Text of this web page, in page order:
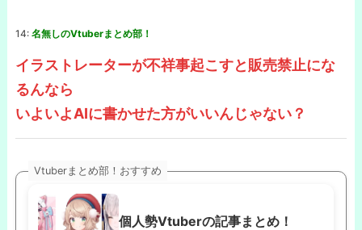
14: 名無しのVtuberまとめ部！
イラストレーターが不祥事起こすと販売禁止にな
るんなら
いよいよAIに書かせた方がいいんじゃない？
Vtuberまとめ部！おすすめ
個人勢Vtuberの記事まとめ！